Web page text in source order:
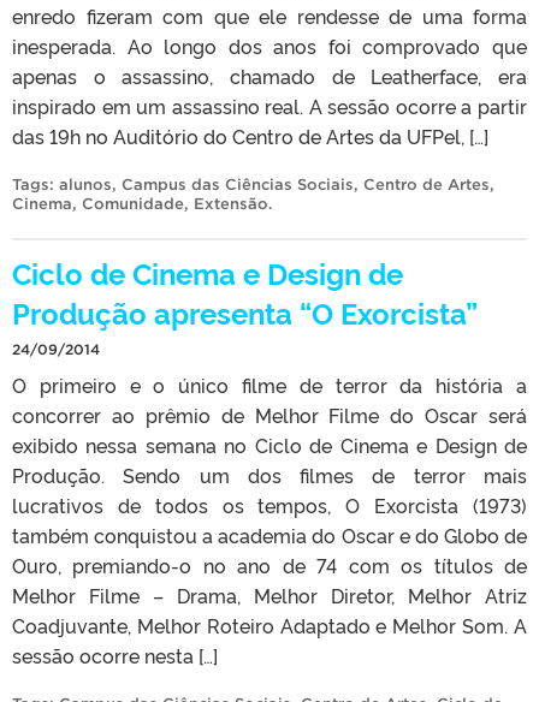
enredo fizeram com que ele rendesse de uma forma
inesperada. Ao longo dos anos foi comprovado que
apenas o assassino, chamado de Leatherface, era
inspirado em um assassino real. A sessão ocorre a partir
das 19h no Auditório do Centro de Artes da UFPel, […]
Tags: alunos, Campus das Ciências Sociais, Centro de Artes,
Cinema, Comunidade, Extensão.
Ciclo de Cinema e Design de
Produção apresenta “O Exorcista”
24/09/2014
O primeiro e o único filme de terror da história a
concorrer ao prêmio de Melhor Filme do Oscar será
exibido nessa semana no Ciclo de Cinema e Design de
Produção. Sendo um dos filmes de terror mais
lucrativos de todos os tempos, O Exorcista (1973)
também conquistou a academia do Oscar e do Globo de
Ouro, premiando-o no ano de 74 com os títulos de
Melhor Filme – Drama, Melhor Diretor, Melhor Atriz
Coadjuvante, Melhor Roteiro Adaptado e Melhor Som. A
sessão ocorre nesta […]